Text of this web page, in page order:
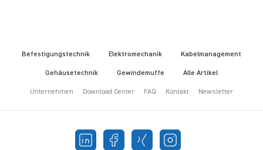
Befestigungstechnik Elektromechanik Kabelmanagement
Gehäusetechnik Gewindemuffe Alle Artikel
Unternehmen Download Center FAQ Kontakt Newsletter